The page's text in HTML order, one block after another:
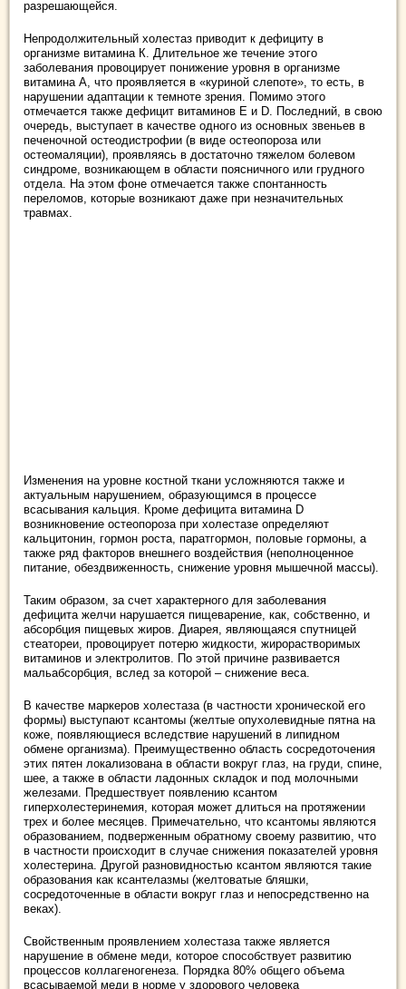
разрешающейся.
Непродолжительный холестаз приводит к дефициту в
организме витамина К. Длительное же течение этого
заболевания провоцирует понижение уровня в организме
витамина А, что проявляется в «куриной слепоте», то есть, в
нарушении адаптации к темноте зрения. Помимо этого
отмечается также дефицит витаминов Е и D. Последний, в свою
очередь, выступает в качестве одного из основных звеньев в
печеночной остеодистрофии (в виде остеопороза или
остеомаляции), проявляясь в достаточно тяжелом болевом
синдроме, возникающем в области поясничного или грудного
отдела. На этом фоне отмечается также спонтанность
переломов, которые возникают даже при незначительных
травмах.
Изменения на уровне костной ткани усложняются также и
актуальным нарушением, образующимся в процессе
всасывания кальция. Кроме дефицита витамина D
возникновение остеопороза при холестазе определяют
кальцитонин, гормон роста, паратгормон, половые гормоны, а
также ряд факторов внешнего воздействия (неполноценное
питание, обездвиженность, снижение уровня мышечной массы).
Таким образом, за счет характерного для заболевания
дефицита желчи нарушается пищеварение, как, собственно, и
абсорбция пищевых жиров. Диарея, являющаяся спутницей
стеатореи, провоцирует потерю жидкости, жирорастворимых
витаминов и электролитов. По этой причине развивается
мальабсорбция, вслед за которой – снижение веса.
В качестве маркеров холестаза (в частности хронической его
формы) выступают ксантомы (желтые опухолевидные пятна на
коже, появляющиеся вследствие нарушений в липидном
обмене организма). Преимущественно область сосредоточения
этих пятен локализована в области вокруг глаз, на груди, спине,
шее, а также в области ладонных складок и под молочными
железами. Предшествует появлению ксантом
гиперхолестеринемия, которая может длиться на протяжении
трех и более месяцев. Примечательно, что ксантомы являются
образованием, подверженным обратному своему развитию, что
в частности происходит в случае снижения показателей уровня
холестерина. Другой разновидностью ксантом являются такие
образования как ксантелазмы (желтоватые бляшки,
сосредоточенные в области вокруг глаз и непосредственно на
веках).
Свойственным проявлением холестаза также является
нарушение в обмене меди, которое способствует развитию
процессов коллагеногенеза. Порядка 80% общего объема
всасываемой меди в норме у здорового человека